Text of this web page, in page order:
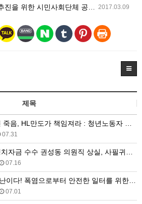
2017.03.09
민사회단체 공동대책위원회 출범 기자회견
제목
져라 : 청년노동자 사망사고의 철저한 진상규명과 재발방지 대책 마련하라
07.31
금 수수 권성동 의원직 상실, 사필귀정이다
07.16
터 안전한 일터를 위한 민주노총 강원지역본부 폭염감시단 선포 기자회견
07.01